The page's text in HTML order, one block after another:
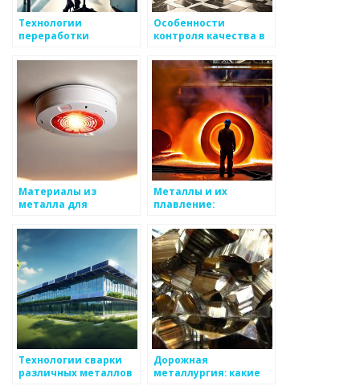
Технологии
переработки
готового продукта
Особенности
контроля качества в
Материалы из
металла для
Металлы и их
плавление:
процесса
Технологии сварки
различных металлов
Дорожная
металлургия: какие